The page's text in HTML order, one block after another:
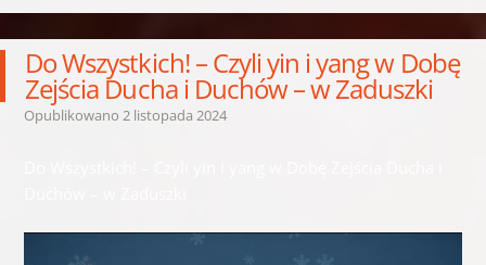
Do Wszystkich! – Czyli yin i yang w Dobę
Zejścia Ducha i Duchów – w Zaduszki
Opublikowano 2 listopada 2024